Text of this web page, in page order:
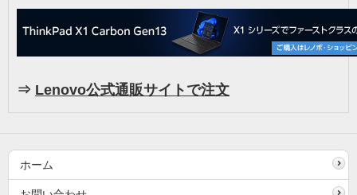
⇒ Lenovo公式通販サイトで注文
ホーム